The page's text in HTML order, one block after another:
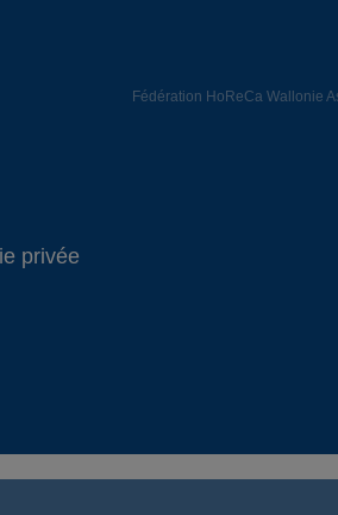
privée
Fédération HoReCa Wallonie